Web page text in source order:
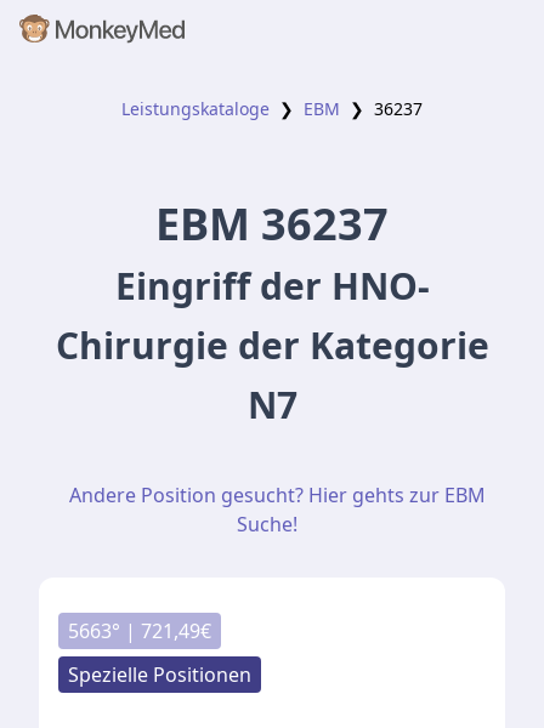
Leistungskataloge ❯ EBM ❯ 36237
EBM 36237
Eingriff der HNO-
Chirurgie der Kategorie
N7
Andere Position gesucht? Hier gehts zur EBM
Suche!
5663° | 721,49€
Spezielle Positionen